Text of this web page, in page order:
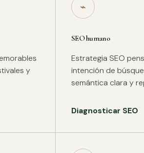
y
⌁
SEO humano
Estrategia SEO
intención de
semántica clara y
Diagnosticar SEO